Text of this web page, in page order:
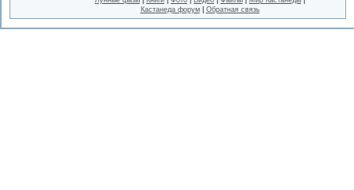
Кастанеда форум| Обратная связь